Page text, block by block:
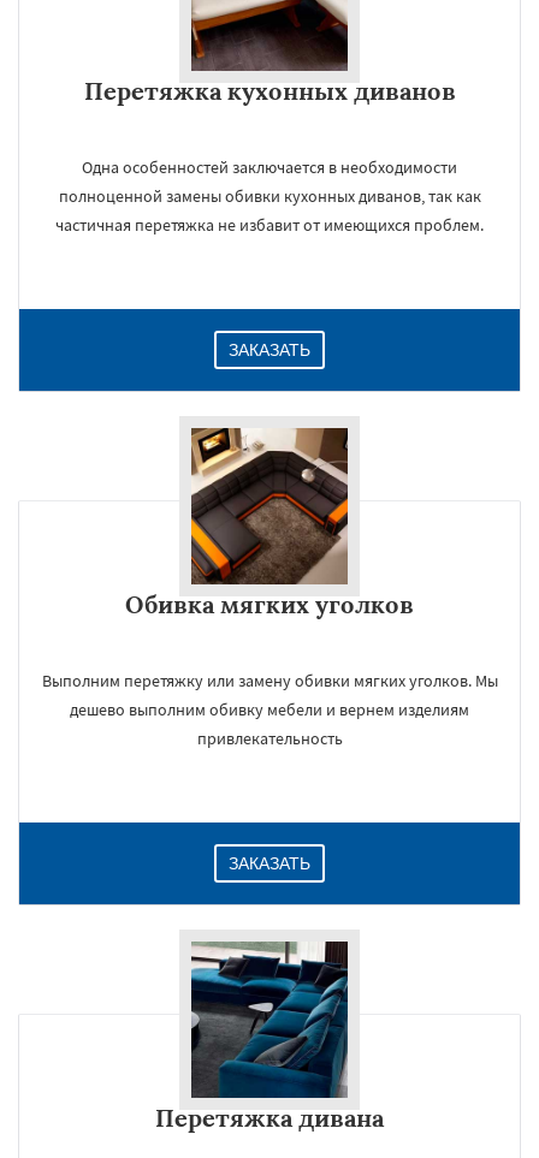
Перетяжка кухонных диванов
Одна особенностей заключается в необходимости
полноценной замены обивки кухонных диванов, так как
частичная перетяжка не избавит от имеющихся проблем.
ЗАКАЗАТЬ
Обивка мягких уголков
Выполним перетяжку или замену обивки мягких уголков. Мы
дешево выполним обивку мебели и вернем изделиям
привлекательность
ЗАКАЗАТЬ
Перетяжка дивана